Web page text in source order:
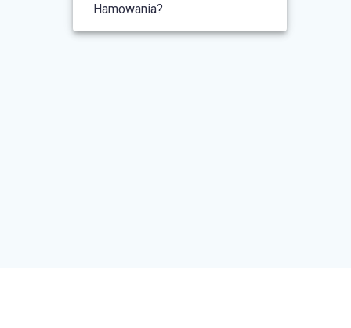
Hamowania?